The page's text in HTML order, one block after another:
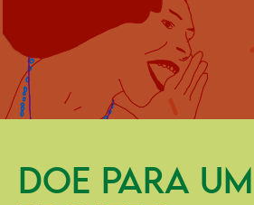
DOE PARA UM